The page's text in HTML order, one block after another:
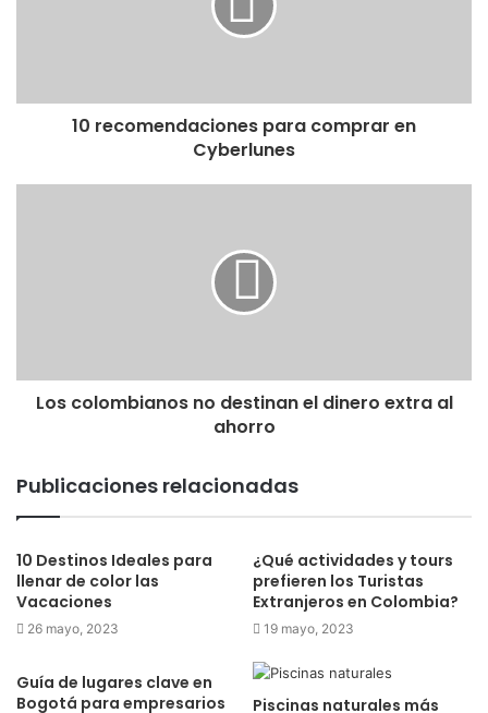
10 recomendaciones para comprar en
Cyberlunes
Los colombianos no destinan el dinero extra al
ahorro
Publicaciones relacionadas
10 Destinos Ideales para
llenar de color las
Vacaciones
26 mayo, 2023
¿Qué actividades y tours
prefieren los Turistas
Extranjeros en Colombia?
19 mayo, 2023
Guía de lugares clave en
Bogotá para empresarios
Piscinas naturales más